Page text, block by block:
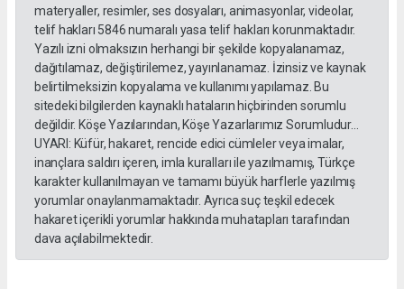
materyaller, resimler, ses dosyaları, animasyonlar, videolar,
telif hakları 5846 numaralı yasa telif hakları korunmaktadır.
Yazılı izni olmaksızın herhangi bir şekilde kopyalanamaz,
dağıtılamaz, değiştirilemez, yayınlanamaz. İzinsiz ve kaynak
belirtilmeksizin kopyalama ve kullanımı yapılamaz. Bu
sitedeki bilgilerden kaynaklı hataların hiçbirinden sorumlu
değildir. Köşe Yazılarından, Köşe Yazarlarımız Sorumludur...
UYARI: Küfür, hakaret, rencide edici cümleler veya imalar,
inançlara saldırı içeren, imla kuralları ile yazılmamış, Türkçe
karakter kullanılmayan ve tamamı büyük harflerle yazılmış
yorumlar onaylanmamaktadır. Ayrıca suç teşkil edecek
hakaret içerikli yorumlar hakkında muhatapları tarafından
dava açılabilmektedir.